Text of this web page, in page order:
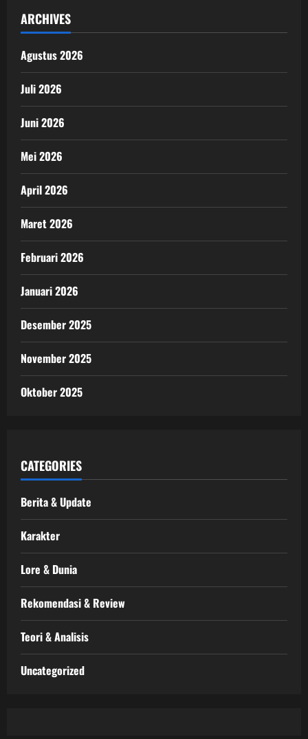
ARCHIVES
Agustus 2026
Juli 2026
Juni 2026
Mei 2026
April 2026
Maret 2026
Februari 2026
Januari 2026
Desember 2025
November 2025
Oktober 2025
CATEGORIES
Berita & Update
Karakter
Lore & Dunia
Rekomendasi & Review
Teori & Analisis
Uncategorized